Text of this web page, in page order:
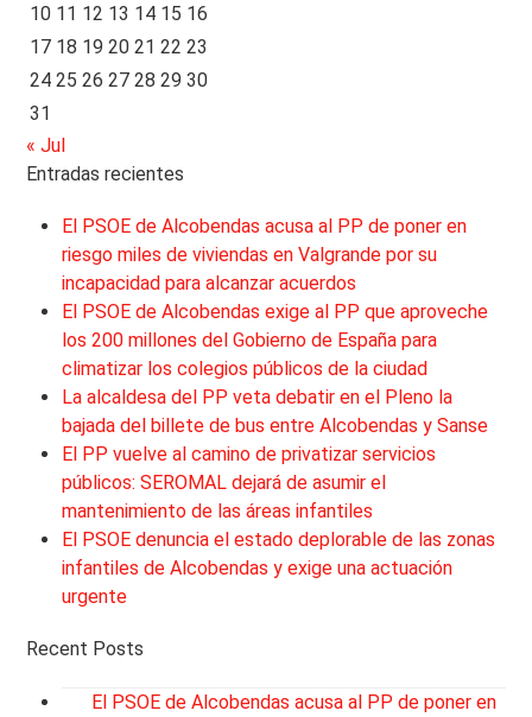
10 11 12 13 14 15 16
17 18 19 20 21 22 23
24 25 26 27 28 29 30
31
« Jul
Entradas recientes
El PSOE de Alcobendas acusa al PP de poner en
riesgo miles de viviendas en Valgrande por su
incapacidad para alcanzar acuerdos
El PSOE de Alcobendas exige al PP que aproveche
los 200 millones del Gobierno de España para
climatizar los colegios públicos de la ciudad
La alcaldesa del PP veta debatir en el Pleno la
bajada del billete de bus entre Alcobendas y Sanse
El PP vuelve al camino de privatizar servicios
públicos: SEROMAL dejará de asumir el
mantenimiento de las áreas infantiles
El PSOE denuncia el estado deplorable de las zonas
infantiles de Alcobendas y exige una actuación
urgente
Recent Posts
El PSOE de Alcobendas acusa al PP de poner en